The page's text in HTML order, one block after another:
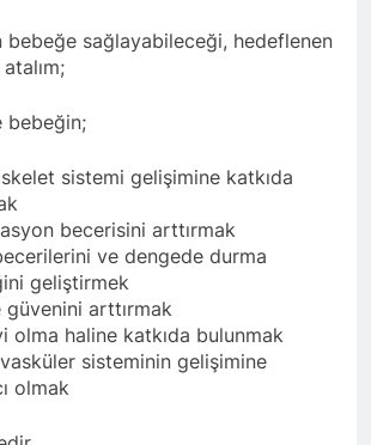
bebeğe sağlayabileceği, hedeflenen
bebeğin;
sistemi gelişimine katkıda
becerisini arttırmak
ve dengede durma
geliştirmek
güvenini arttırmak
olma haline katkıda bulunmak
sisteminin gelişimine
olmak